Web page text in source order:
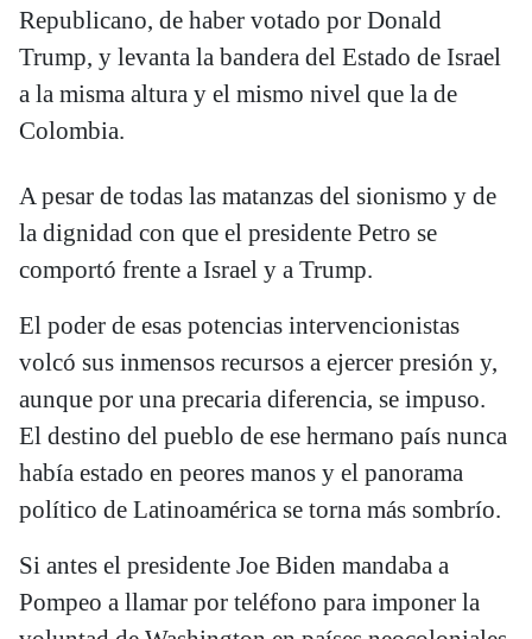
Republicano, de haber votado por Donald
Trump, y levanta la bandera del Estado de Israel
a la misma altura y el mismo nivel que la de
Colombia.
A pesar de todas las matanzas del sionismo y de
la dignidad con que el presidente Petro se
comportó frente a Israel y a Trump.
El poder de esas potencias intervencionistas
volcó sus inmensos recursos a ejercer presión y,
aunque por una precaria diferencia, se impuso.
El destino del pueblo de ese hermano país nunca
había estado en peores manos y el panorama
político de Latinoamérica se torna más sombrío.
Si antes el presidente Joe Biden mandaba a
Pompeo a llamar por teléfono para imponer la